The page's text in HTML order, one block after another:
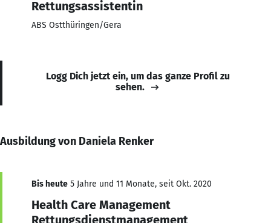
Rettungsassistentin
ABS Ostthüringen/Gera
Logg Dich jetzt ein, um das ganze Profil zu
sehen.
Ausbildung von Daniela Renker
Bis heute 5 Jahre und 11 Monate, seit Okt. 2020
Health Care Management
Rettungsdienstmanagement